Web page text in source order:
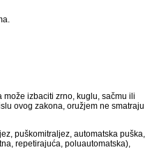
izbaciti zrno, kuglu, sačmu ili
ovog zakona, oružjem ne smatraju
puškomitraljez, automatska puška,
repetirajuća, poluautomatska),